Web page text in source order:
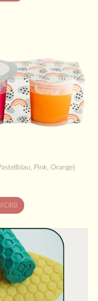
Pink, Orange)